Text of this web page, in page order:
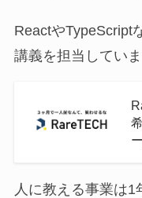
ReactやTypeScript
講義を担当していま
人に教える事業は